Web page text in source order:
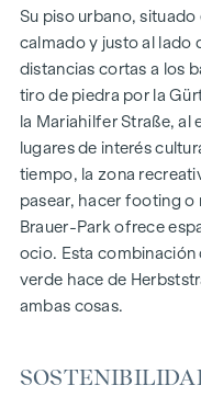
Superficie habitable
Pisos de 1 a 4
Jardines, balcones,
Grandes alturas
Aparcamiento
Tranquilo patio
Sistema fotovoltaico
Sala común
LLEGAR A CASA
En Herbststrasse le
combina diseño y
atemporal, ideal para
Su piso urbano,
calmado y justo al lado
distancias cortas a los
tiro de piedra por la
la Mariahilfer Straße, al
lugares de interés
tiempo, la zona
pasear, hacer footing o
Brauer-Park ofrece
ocio. Esta combinación
verde hace de
ambas cosas.